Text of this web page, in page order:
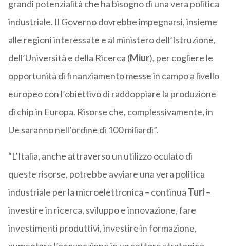
grandi potenzialità che ha bisogno di una vera politica
industriale. Il Governo dovrebbe impegnarsi, insieme
alle regioni interessate e al ministero dell’Istruzione,
dell’Università e della Ricerca (Miur), per cogliere le
opportunità di finanziamento messe in campo a livello
europeo con l’obiettivo di raddoppiare la produzione
di chip in Europa. Risorse che, complessivamente, in
Ue saranno nell’ordine di 100 miliardi”.
“L’Italia, anche attraverso un utilizzo oculato di
queste risorse, potrebbe avviare una vera politica
industriale per la microelettronica – continua Turi–
investire in ricerca, sviluppo e innovazione, fare
investimenti produttivi, investire in formazione,